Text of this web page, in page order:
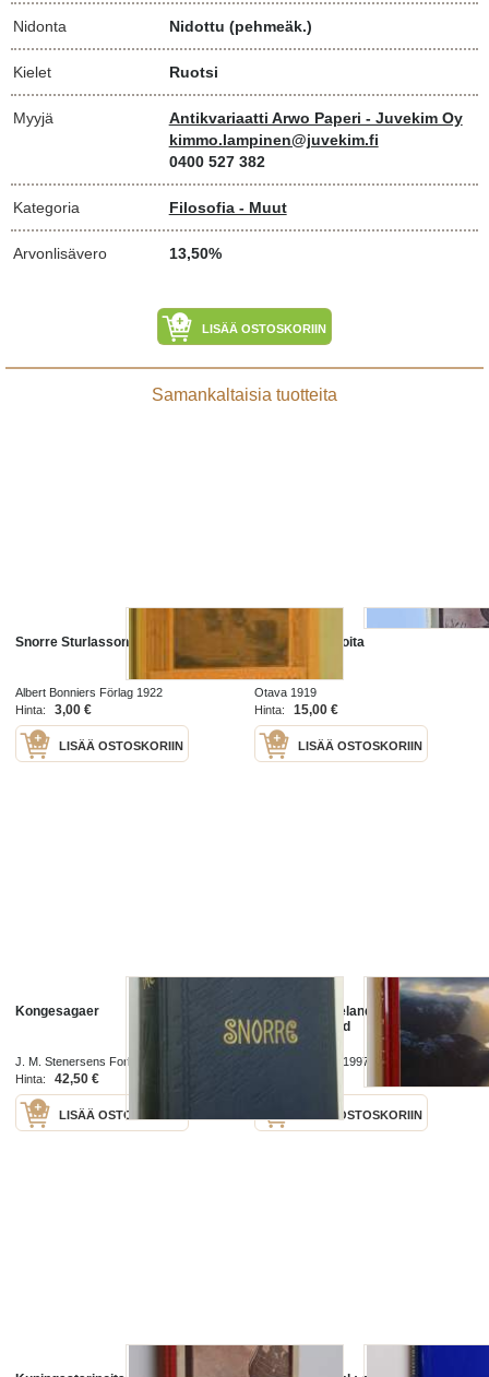
Nidonta Nidottu (pehmeäk.)
Kielet Ruotsi
Myyjä
Antikvariaatti Arwo Paperi - Juvekim Oy
kimmo.lampinen@juvekim.fi
0400 527 382
Kategoria Filosofia - Muut
Arvonlisävero 13,50%
LISÄÄ OSTOSKORIIN
Samankaltaisia tuotteita
Snorre Sturlasson och hans verk
Albert Bonniers Förlag 1922
Hinta:
3,00 €
LISÄÄ OSTOSKORIIN
Kuningastarinoita
Otava 1919
Hinta:
15,00 €
LISÄÄ OSTOSKORIIN
Kongesagaer
J. M. Stenersens Forlag 1930
Hinta:
42,50 €
LISÄÄ OSTOSKORIIN
Norway : Rogeland - between
ocean and fjord
Natur och kultur 1997
LISÄÄ OSTOSKORIIN